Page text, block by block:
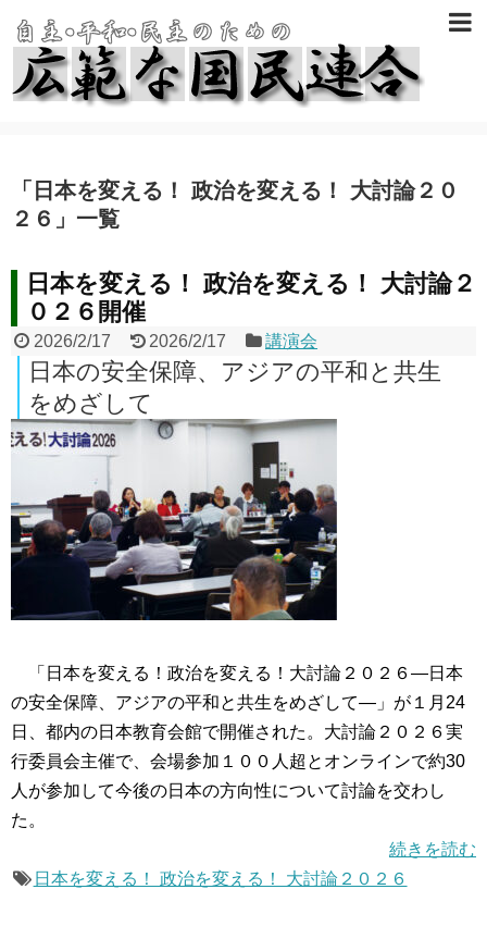
「 日本を変える！ 政治を変える！ 大討論２０
２６ 」 一覧
日本を変える！ 政治を変える！ 大討論２
０２６開催
2026/2/17 2026/2/17 講演会
日本の安全保障、アジアの平和と共生
をめざして
「日本を変える！政治を変える！大討論２０２６―日本
の安全保障、アジアの平和と共生をめざして―」が１月24
日、都内の日本教育会館で開催された。大討論２０２６実
行委員会主催で、会場参加１００人超とオンラインで約30
人が参加して今後の日本の方向性について討論を交わし
た。
続きを読む
日本を変える！ 政治を変える！ 大討論２０２６